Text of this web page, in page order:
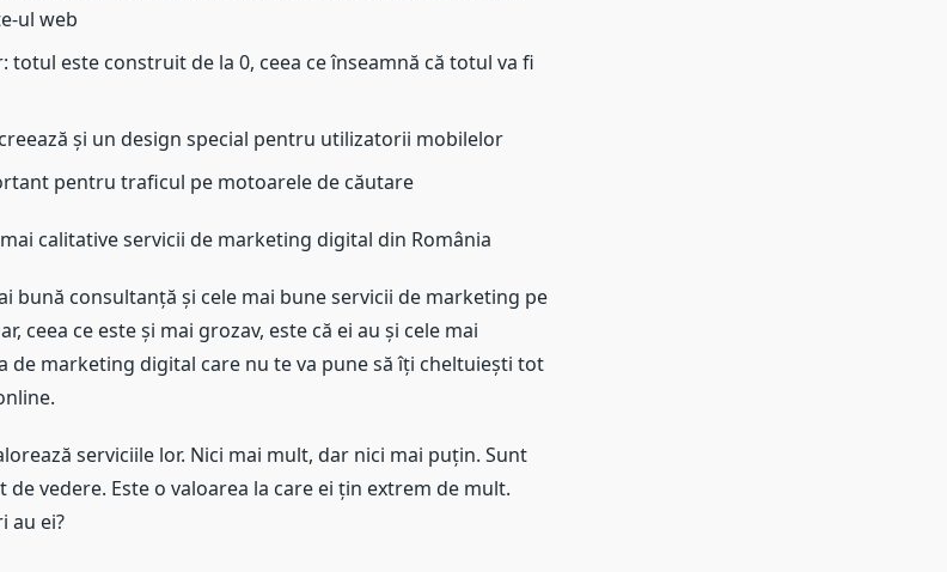
ul web
este construit de la 0, ceea ce înseamnă că totul va fi
și un design special pentru utilizatorii mobilelor
pentru traficul pe motoarele de căutare
calitative servicii de marketing digital din România
bună consultanță și cele mai bune servicii de marketing pe
ceea ce este și mai grozav, este că ei au și cele mai
de marketing digital care nu te va pune să îți cheltuiești tot
serviciile lor. Nici mai mult, dar nici mai puțin. Sunt
vedere. Este o valoarea la care ei țin extrem de mult.
au ei?